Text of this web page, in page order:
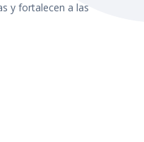
y fortalecen a las